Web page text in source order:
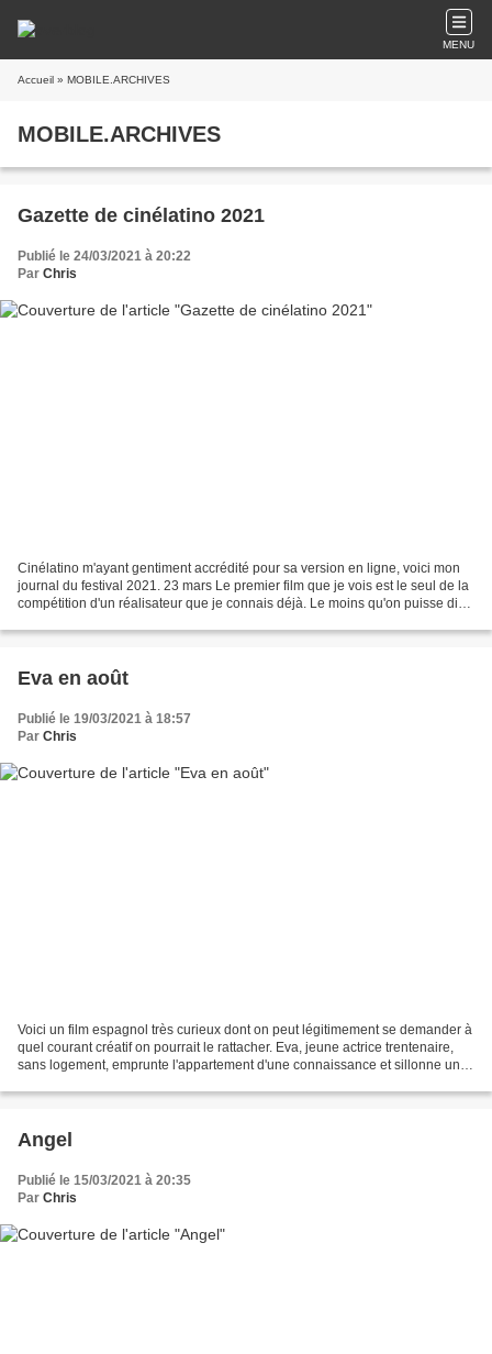
MENU
Accueil » MOBILE.ARCHIVES
MOBILE.ARCHIVES
Gazette de cinélatino 2021
Publié le 24/03/2021 à 20:22
Par Chris
Cinélatino m'ayant gentiment accrédité pour sa version en ligne, voici mon
journal du festival 2021. 23 mars Le premier film que je vois est le seul de la
compétition d'un réalisateur que je connais déjà. Le moins qu'on puisse dire,
Eva en août
Publié le 19/03/2021 à 18:57
Par Chris
Voici un film espagnol très curieux dont on peut légitimement se demander à
quel courant créatif on pourrait le rattacher. Eva, jeune actrice trentenaire,
sans logement, emprunte l'appartement d'une connaissance et sillonne un
Angel
Publié le 15/03/2021 à 20:35
Par Chris